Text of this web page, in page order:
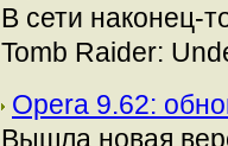
В сети наконец-
Tomb Raider:
Opera 9.62:
Вышла новая